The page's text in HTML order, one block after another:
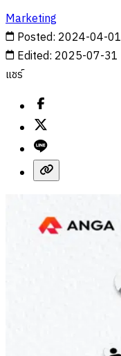
Marketing
Posted: 2024-04-01
Edited: 2025-07-31
แชร์